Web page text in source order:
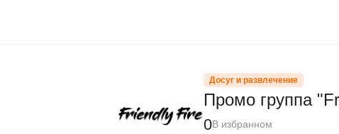
Досуг и развлечение
Промо группа
0В избранном